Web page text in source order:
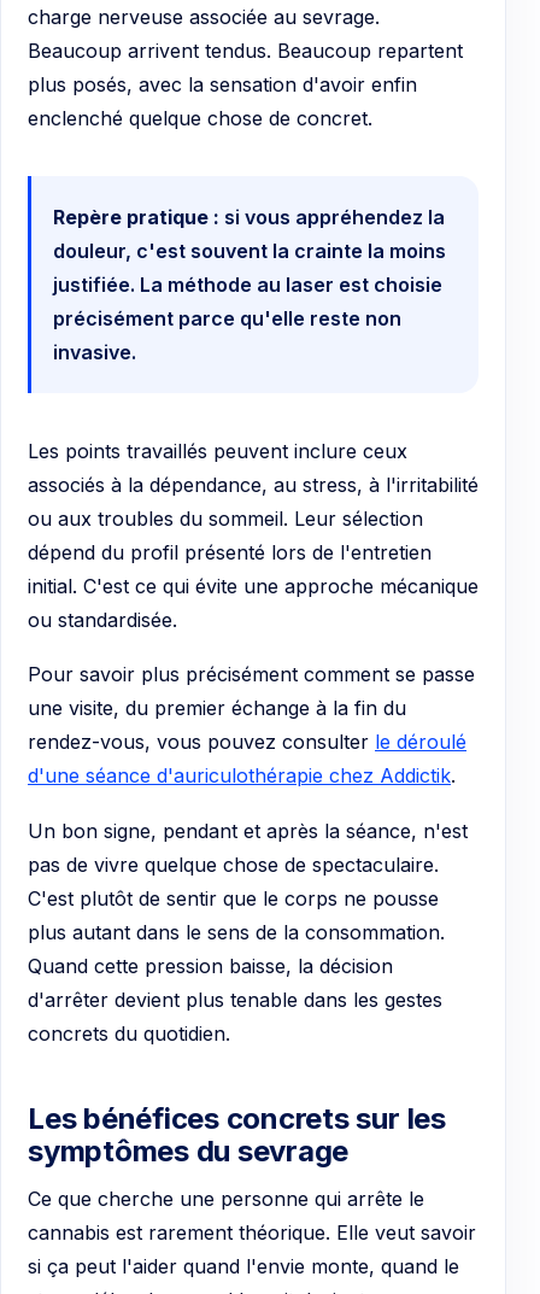
charge nerveuse associée au sevrage.
Beaucoup arrivent tendus. Beaucoup repartent
plus posés, avec la sensation d'avoir enfin
enclenché quelque chose de concret.
Repère pratique : si vous appréhendez la
douleur, c'est souvent la crainte la moins
justifiée. La méthode au laser est choisie
précisément parce qu'elle reste non
invasive.
Les points travaillés peuvent inclure ceux
associés à la dépendance, au stress, à l'irritabilité
ou aux troubles du sommeil. Leur sélection
dépend du profil présenté lors de l'entretien
initial. C'est ce qui évite une approche mécanique
ou standardisée.
Pour savoir plus précisément comment se passe
une visite, du premier échange à la fin du
rendez-vous, vous pouvez consulter le déroulé
d'une séance d'auriculothérapie chez Addictik.
Un bon signe, pendant et après la séance, n'est
pas de vivre quelque chose de spectaculaire.
C'est plutôt de sentir que le corps ne pousse
plus autant dans le sens de la consommation.
Quand cette pression baisse, la décision
d'arrêter devient plus tenable dans les gestes
concrets du quotidien.
Les bénéfices concrets sur les
symptômes du sevrage
Ce que cherche une personne qui arrête le
cannabis est rarement théorique. Elle veut savoir
si ça peut l'aider quand l'envie monte, quand le